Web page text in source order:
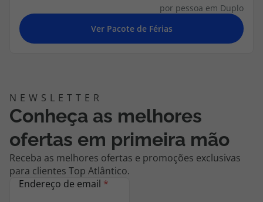
por pessoa em Duplo
Conheça as melhores
ofertas em primeira mão
Receba as melhores ofertas e promoções exclusivas
para clientes Top Atlântico.
Endereço de email *